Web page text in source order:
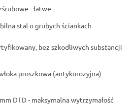
- łatwe
stal o grubych ściankach
bez szkodliwych substancji
proszkowa (antykorozyjna)
DTD - maksymalna wytrzymałość